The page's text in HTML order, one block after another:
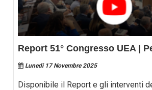
Report 51° Congresso UEA |
Lunedi 17 Novembre 2025
Disponibile il Report e gli interventi